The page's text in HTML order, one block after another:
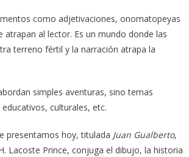
como adjetivaciones, onomatopeyas
atrapan al lector. Es un mundo donde las
terreno fértil y la narración atrapa la
simples aventuras, sino temas
culturales, etc.
presentamos hoy, titulada Juan Gualberto,
Lacoste Prince, conjuga el dibujo, la historia